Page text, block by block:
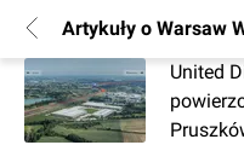
Artykuły o Warsaw
United